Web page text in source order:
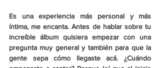
Es una experiencia más personal y más
íntima, me encanta. Antes de hablar sobre tu
increíble álbum quisiera empezar con una
pregunta muy general y también para que la
gente sepa cómo llegaste acá. ¿Cuándo